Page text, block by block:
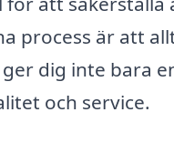
process är att
dig inte bara
och service.